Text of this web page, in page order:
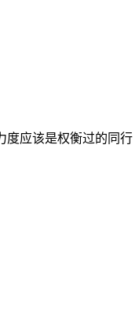
度应该是权衡过的同行